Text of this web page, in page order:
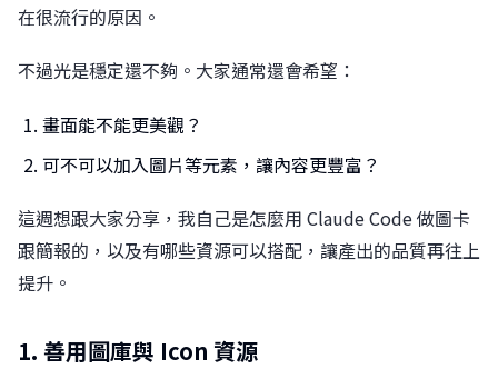
在很流行的原因。
不過光是穩定還不夠。大家通常還會希望：
畫面能不能更美觀？
可不可以加入圖片等元素，讓內容更豐富？
這週想跟大家分享，我自己是怎麼用 Claude Code 做圖卡
跟簡報的，以及有哪些資源可以搭配，讓產出的品質再往上
提升。
1. 善用圖庫與 Icon 資源